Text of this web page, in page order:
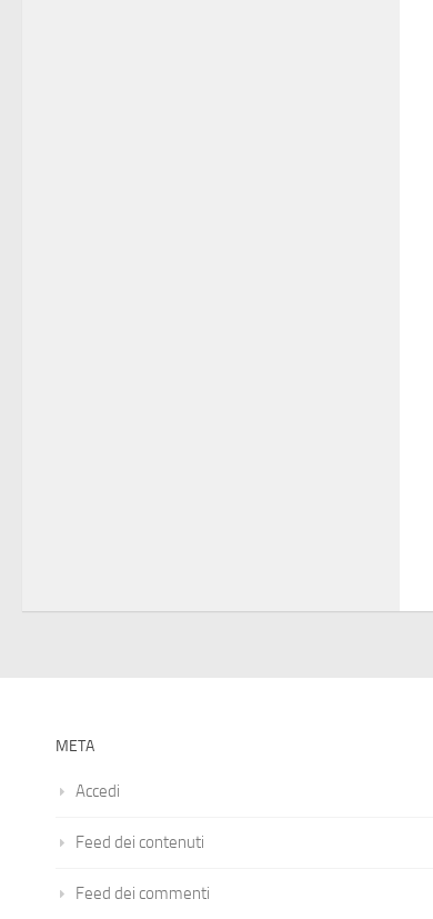
META
Accedi
Feed dei contenuti
Feed dei commenti